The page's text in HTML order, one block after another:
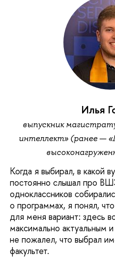
Илья
выпускник
интеллект» (ранее —
Когда я выбирал, в какой
постоянно слышал про
одноклассников
о программах, я понял,
для меня вариант: здесь
максимально актуальным
не пожалел, что выбрал
факультет.